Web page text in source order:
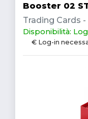
Booster 02
Trading Cards
Disponibilità:
€ Log-in